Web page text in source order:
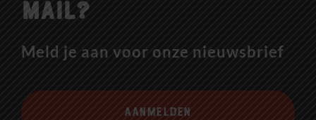
mail?
Meld je aan voor onze nieuwsbrief
Aanmelden